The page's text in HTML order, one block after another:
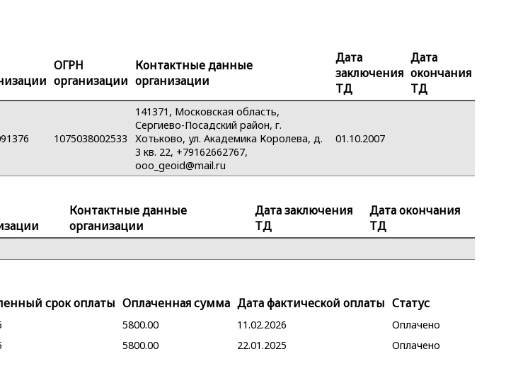
ОГРН
организации
Контактные данные
организации
Дата
заключения
ТД
Дата
окончания
ТД
1075038002533
141371, Московская область,
Сергиево-Посадский район, г.
Хотьково, ул. Академика Королева, д.
3 кв. 22, +79162662767,
ooo_geoid@mail.ru
01.10.2007
Контактные данные
организации
Дата заключения
ТД
Дата окончания
ТД
срок оплаты Оплаченная сумма Дата фактической оплаты Статус
5800.00 11.02.2026
Оплачено
5800.00 22.01.2025 Оплачено